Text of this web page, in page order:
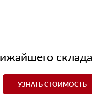
склада
УЗНАТЬ СТОИМОСТЬ